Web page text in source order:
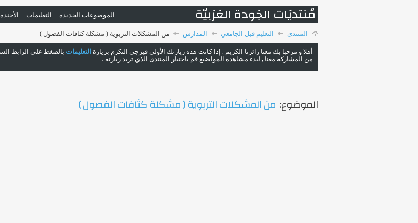
الموضوعات الجديدة التعليمات الأجندة مُنتديَات الجَودة العَرَبيّة
المنتدى التعليم قبل الجامعي المدارس
من المشكلات التربوية ( مشكلة كثافات الفصول )
أهلا و مرحبا بك معنا زائرنا الكريم , إذا كانت هذه زيارتك الأولى فيرجى التكرم بزيارة التعليمات بالضغط على الرابط
من المشاركة معنا , لبدء مشاهدة المواضيع قم باختيار المنتدى الذي تريد زيارته .
الموضوع: من المشكلات التربوية ( مشكلة كثافات الفصول )